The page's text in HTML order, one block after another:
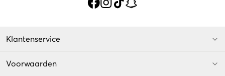
Klantenservice
Voorwaarden